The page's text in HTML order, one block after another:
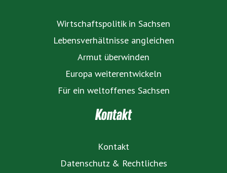
Wirtschaftspolitik in Sachsen
Lebensverhältnisse angleichen
Armut überwinden
Europa weiterentwickeln
Für ein weltoffenes Sachsen
Kontakt
Kontakt
Datenschutz & Rechtliches